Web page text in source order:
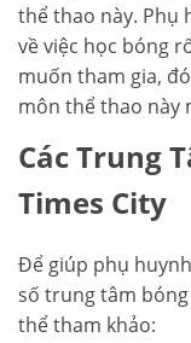
thể thao này. Phụ
về việc học bóng
muốn tham gia,
môn thể thao này
Các Trung
Times City
Để giúp phụ
số trung tâm
thể tham khảo: